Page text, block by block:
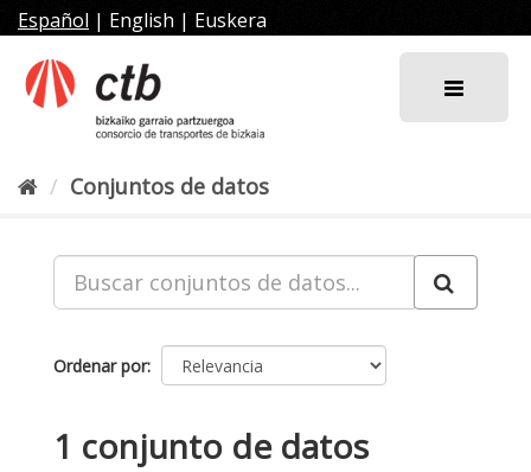
al
contenido
Español | English | Euskera
Conjuntos de datos
Ordenar por
1 conjunto de datos